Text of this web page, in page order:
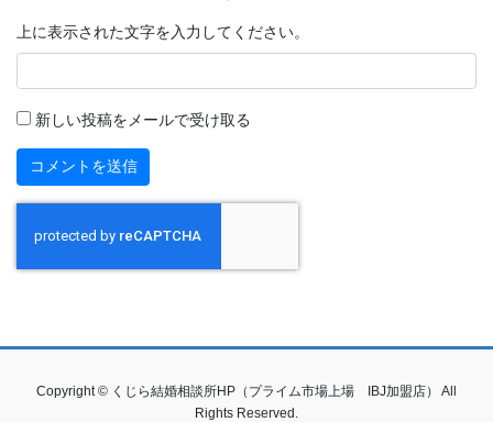
上に表示された文字を入力してください。
新しい投稿をメールで受け取る
Copyright © くじら結婚相談所HP（プライム市場上場 IBJ加盟店） All
Rights Reserved.